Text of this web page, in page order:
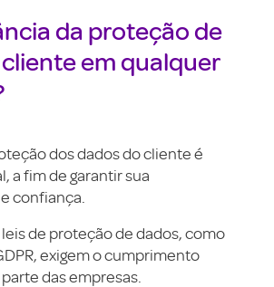
da proteção de
em qualquer
dos dados do cliente é
a fim de garantir sua
confiança.
de proteção de dados, como
exigem o cumprimento
das empresas.